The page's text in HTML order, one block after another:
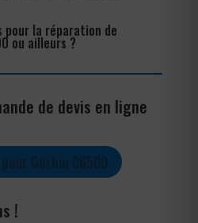
pour la réparation de
ou ailleurs ?
de devis en ligne
!